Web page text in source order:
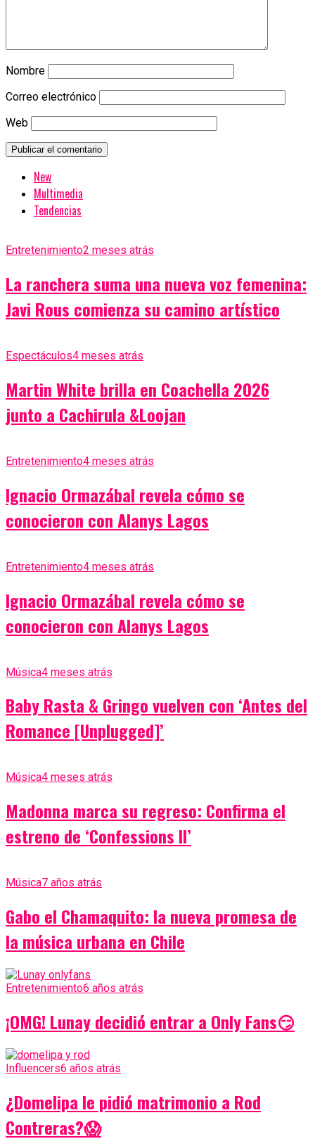
Nombre
Correo electrónico
Web
New
Multimedia
Tendencias
Entretenimiento2 meses atrás
La ranchera suma una nueva voz femenina:
Javi Rous comienza su camino artístico
Espectáculos4 meses atrás
Martin White brilla en Coachella 2026
junto a Cachirula &Loojan
Entretenimiento4 meses atrás
Ignacio Ormazábal revela cómo se
conocieron con Alanys Lagos
Entretenimiento4 meses atrás
Ignacio Ormazábal revela cómo se
conocieron con Alanys Lagos
Música4 meses atrás
Baby Rasta & Gringo vuelven con ‘Antes del
Romance [Unplugged]’
Música4 meses atrás
Madonna marca su regreso: Confirma el
estreno de ‘Confessions II’
Música7 años atrás
Gabo el Chamaquito: la nueva promesa de
la música urbana en Chile
Entretenimiento6 años atrás
¡OMG! Lunay decidió entrar a Only Fans😏
Influencers6 años atrás
¿Domelipa le pidió matrimonio a Rod
Contreras?😱